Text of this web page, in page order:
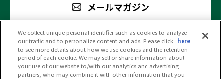
メールマガジン
阪神甲子園球場 公式SNS
We collect unique personal identifier such as cookies to analyze
our traffic and to personalize content and ads. Please click here
to see more details about how we use cookies and the retention
period of each cookie. We may sell or share information about
your use of our website to/with our analytics and advertising
partners, who may combine it with other information that you